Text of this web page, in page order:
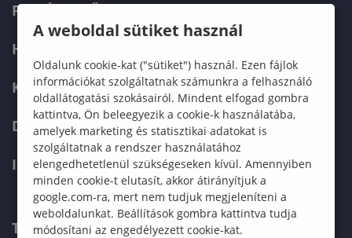
FELVÉTELIZŐKNEK
HALLGATÓKNAK
KÉPZÉSEK
DOKTORI ISKOLA
INTERNATIONAL
TELEFONKÖNYV
A weboldal sütiket használ
Oldalunk cookie-kat ("sütiket") használ. Ezen fájlok
információkat szolgáltatnak számunkra a felhasználó
oldallátogatási szokásairól. Mindent elfogad gombra
kattintva, Ön beleegyezik a cookie-k használatába,
amelyek marketing és statisztikai adatokat is
szolgáltatnak a rendszer használatához
elengedhetetlenül szükségeseken kívül. Amennyiben
minden cookie-t elutasít, akkor átirányítjuk a
google.com-ra, mert nem tudjuk megjeleníteni a
weboldalunkat. Beállítások gombra kattintva tudja
módosítani az engedélyezett cookie-kat.